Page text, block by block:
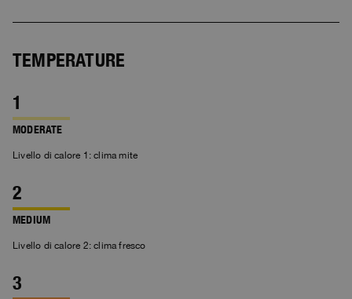
Costumi
Parka
Kristin Eriksson
TEMPERATURE
MODERATE
Livello di calore 1: clima mite
MEDIUM
Livello di calore 2: clima fresco